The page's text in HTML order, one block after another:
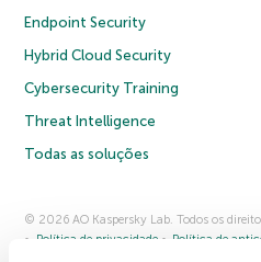
Endpoint Security
Hybrid Cloud Security
Cybersecurity Training
Threat Intelligence
Todas as soluções
© 2026 AO Kaspersky Lab. Todos os
Política de privacidade
Política de